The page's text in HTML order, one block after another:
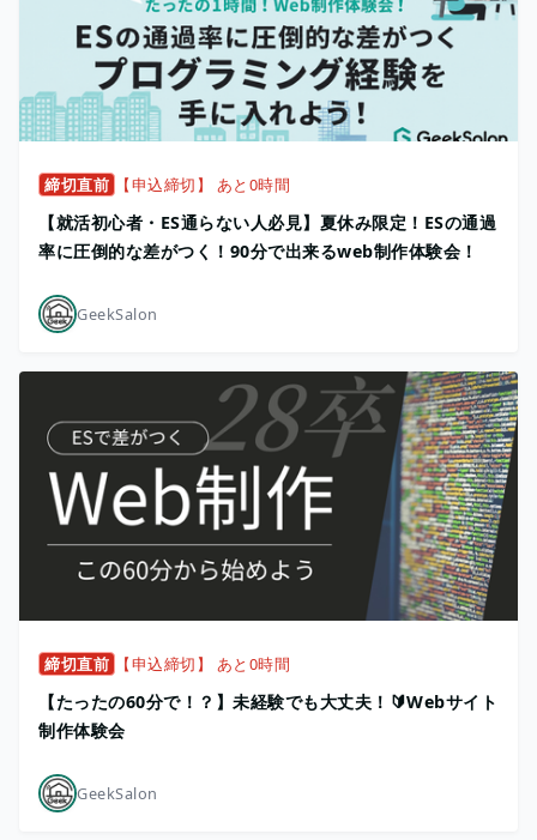
締切直前 【申込締切】 あと0時間
【就活初心者・ES通らない人必見】夏休み限定！ESの通過
率に圧倒的な差がつく！90分で出来るweb制作体験会！
GeekSalon
締切直前 【申込締切】 あと0時間
【たったの60分で！？】未経験でも大丈夫！🔰Webサイト
制作体験会
GeekSalon